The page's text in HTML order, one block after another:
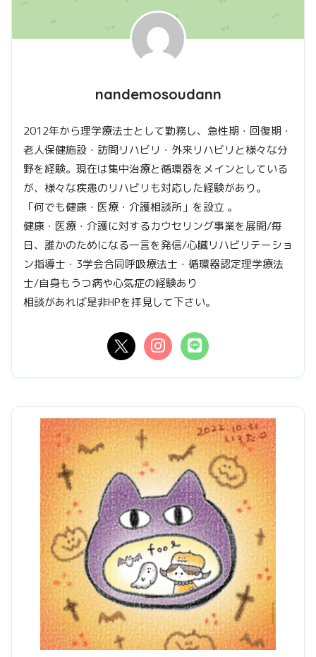
nandemosoudann
2012年から理学療法士として勤務し、急性期・回復期・
老人保健施設・訪問リハビリ・外来リハビリと様々な分
野を経験。現在は集中治療と循環器をメインとしている
が、様々な疾患のリハビリも対応した経験があり。
「何でも健康・医療・介護相談所」を設立 。
健康・医療・介護に対するカウセリング事業を展開/毎
日、誰かのためになる一言を発信/心臓リハビリテーショ
ン指導士・3学会合同呼吸療法士・循環器認定理学療法
士/自身もうつ病や心気症の経験あり
相談があれば是非HPを拝見して下さい。